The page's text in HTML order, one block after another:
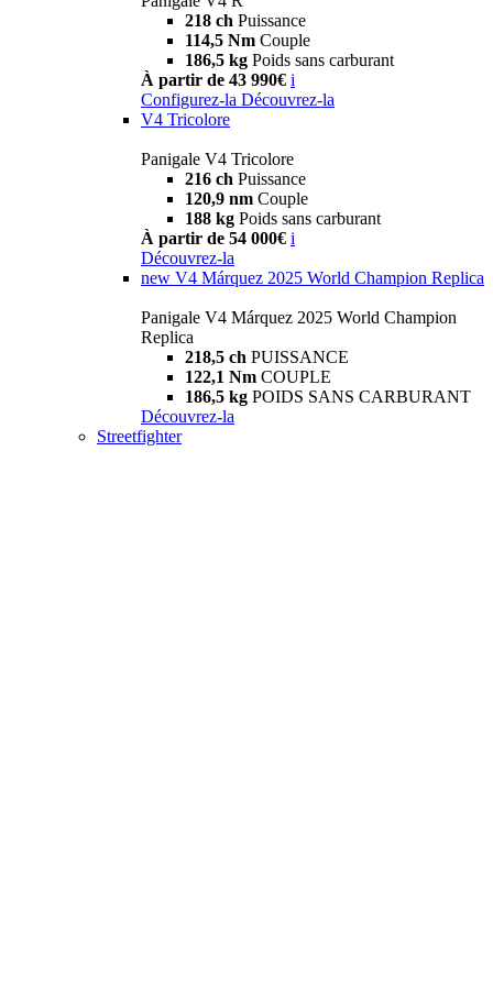
218 ch Puissance
114,5 Nm Couple
186,5 kg Poids sans carburant
À partir de 43 990€ i
Configurez-la Découvrez-la
V4 Tricolore
Panigale V4 Tricolore
216 ch Puissance
120,9 nm Couple
188 kg Poids sans carburant
À partir de 54 000€ i
Découvrez-la
new V4 Márquez 2025 World Champion Replica
Panigale V4 Márquez 2025 World Champion
Replica
218,5 ch PUISSANCE
122,1 Nm COUPLE
186,5 kg POIDS SANS CARBURANT
Découvrez-la
Streetfighter